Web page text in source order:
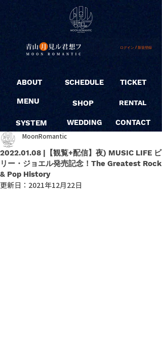
ログイン / 新規登録
ABOUT
MENU
SYSTEM
SCHEDULE
SHOP
WEDDING
TICKET
RENTAL
CONTACT
2022.01.08 |【観覧+配信】夜) MUSIC LIFE ビ
リー・ジョエル発売記念！The Greatest Rock
& Pop History
MoonRomantic
更新日： 2021年12月22日